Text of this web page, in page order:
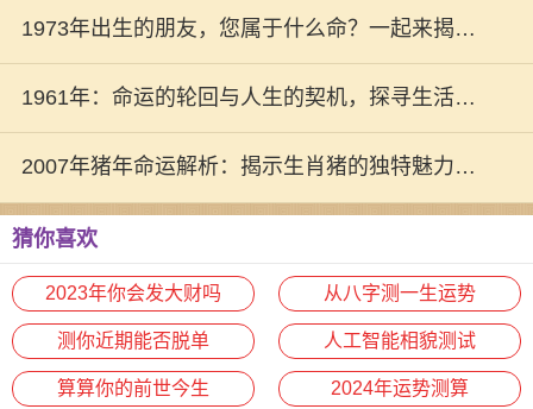
辉煌
1973年出生的朋友，您属于什么命？一起来揭秘
吧！
1961年：命运的轮回与人生的契机，探寻生活中
的奥秘
2007年猪年命运解析：揭示生肖猪的独特魅力与
人生道路
猜你喜欢
2023年你会发大财吗 从八字测一生运势
测你近期能否脱单 人工智能相貌测试
算算你的前世今生 2024年运势测算